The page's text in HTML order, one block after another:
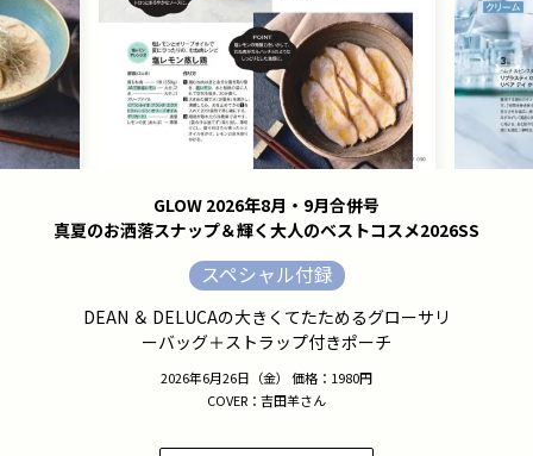
GLOW 2026年8月・9月合併号
真夏のお洒落スナップ＆輝く大人のベストコスメ2026SS
スペシャル付録
DEAN ＆ DELUCAの大きくてたためるグローサリ
ーバッグ＋ストラップ付きポーチ
2026年6月26日（金） 価格：1980円
COVER：吉田羊さん